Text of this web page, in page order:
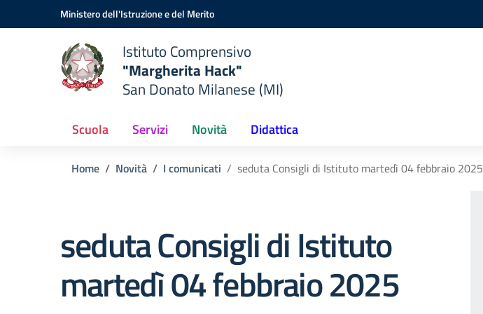
Vai ai contenuti
Vai al menu di navigazioneMinistero dell'Istruzione e del Merito
Istituto Comprensivo
"Margherita Hack"
San Donato Milanese (MI)
Scuola Servizi Novità Didattica
Home Novità I comunicati seduta Consigli di Istituto martedì 04 febbraio 2025
seduta Consigli di Istituto
martedì 04 febbraio 2025